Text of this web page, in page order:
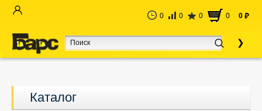
0 0 0 0 0 руб
Каталог